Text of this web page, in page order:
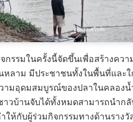
รรมในครั้งนี้จัดขึ้นเพื่อสร้างคว
ลาม มีประชาชนทั้งในพื้นที่และ
ามอุดมสมบูรณ์ของปลาในคลอ
าวบ้านจับได้ทั้งหมดสามารถนำ
ห้กับผู้ร่วมกิจกรรม ​ทางด้านราง